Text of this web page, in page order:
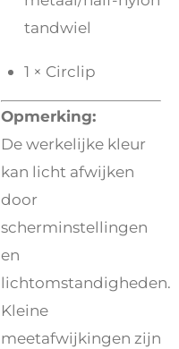
tandwiel
1 × Circlip
Opmerking:
De werkelijke kleur
kan licht afwijken
door
scherminstellingen
en
lichtomstandigheden.
Kleine
meetafwijkingen zijn